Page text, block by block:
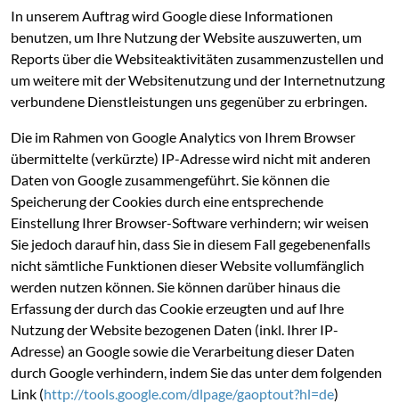
In unserem Auftrag wird Google diese Informationen
benutzen, um Ihre Nutzung der Website auszuwerten, um
Reports über die Websiteaktivitäten zusammenzustellen und
um weitere mit der Websitenutzung und der Internetnutzung
verbundene Dienstleistungen uns gegenüber zu erbringen.
Die im Rahmen von Google Analytics von Ihrem Browser
übermittelte (verkürzte) IP-Adresse wird nicht mit anderen
Daten von Google zusammengeführt. Sie können die
Speicherung der Cookies durch eine entsprechende
Einstellung Ihrer Browser-Software verhindern; wir weisen
Sie jedoch darauf hin, dass Sie in diesem Fall gegebenenfalls
nicht sämtliche Funktionen dieser Website vollumfänglich
werden nutzen können. Sie können darüber hinaus die
Erfassung der durch das Cookie erzeugten und auf Ihre
Nutzung der Website bezogenen Daten (inkl. Ihrer IP-
Adresse) an Google sowie die Verarbeitung dieser Daten
durch Google verhindern, indem Sie das unter dem folgenden
Link (http://tools.google.com/dlpage/gaoptout?hl=de)